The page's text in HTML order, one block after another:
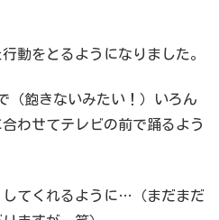
動をとるようになりました。
（飽きないみたい！）いろん
わせてテレビの前で踊るよう
てくれるように…（まだまだ